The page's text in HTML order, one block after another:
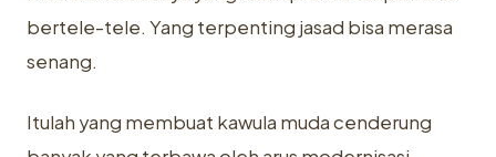
bertele-tele. Yang terpenting jasad bisa merasa
senang.
Itulah yang membuat kawula muda cenderung